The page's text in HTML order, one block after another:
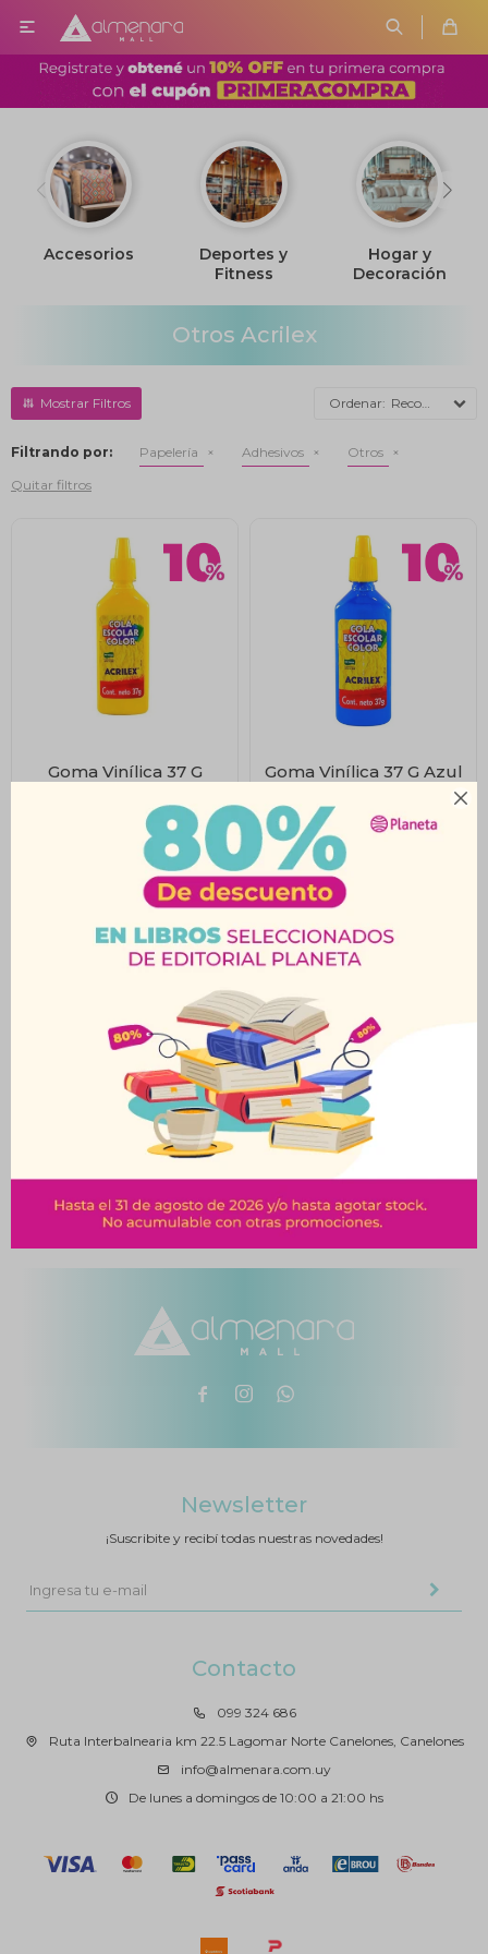


Accesorios
Deportes y
Fitness
Hogar y
Decoración
Otros Acrilex
Recomendados
Filtrando por: Papelería Adhesivos
Otros
Quitar filtros
Goma Vinílica 37 G
$
Goma Vinílica 37 G Azul
$
$ 57
Goma Vinílica 37 G Rojo
Acrilex
$ 51
Goma Vinílica 37 G
Verde Acrilex
$ 51
  
Contacto
099 324 686
Ruta Interbalnearia km 22.5 Lagomar Norte Canelones, Canelones
info@almenara.com.uy
De lunes a domingos de 10:00 a 21:00 hs
Newsletter
¡Suscribite y recibí todas nuestras novedades!